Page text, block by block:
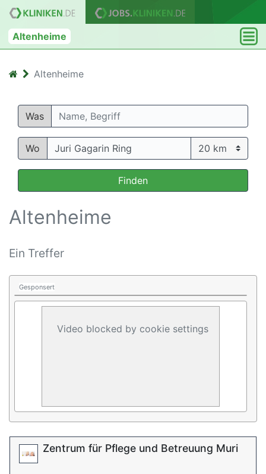
Altenheime
Altenheime
Was
Wo
Finden
Altenheime
Ein Treffer
Gesponsert
Video blocked by cookie settings
Zentrum für Pflege und Betreuung Muri